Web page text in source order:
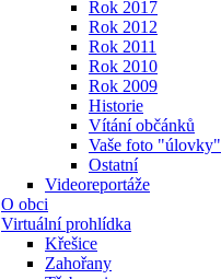
Rok 2017
Rok 2012
Rok 2011
Rok 2010
Rok 2009
Historie
Vítání občánků
Vaše foto "úlovky"
Ostatní
Videoreportáže
O obci
Virtuální prohlídka
Křešice
Zahořany